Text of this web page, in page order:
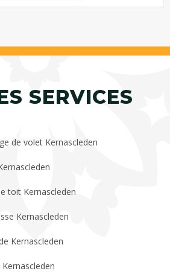
SERVICES
de volet Kernascleden
toit Kernascleden
Kernascleden
Kernascleden